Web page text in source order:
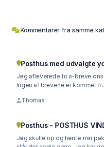
Kommentarer fra samme
Posthus med udvalgte
Jeg afleverede to a-breve
Ingen af brevene er kommet
Thomas
Posthus - POSTHUS
Jeg skulle op og hente min